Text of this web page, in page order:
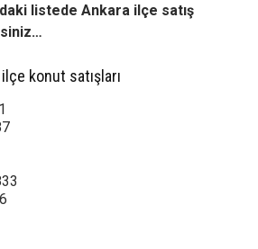
listede Ankara ilçe satış
konut satışları